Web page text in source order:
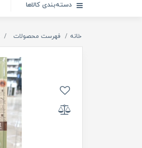
دسته‌بندی کالاها
خانه فهرست محصولات